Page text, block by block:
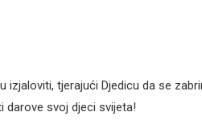
izjaloviti, tjerajući Djedicu da se
darove svoj djeci svijeta!